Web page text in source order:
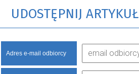
UDOSTĘPNIJ ARTYKUŁ
Adres e-mail odbiorcy